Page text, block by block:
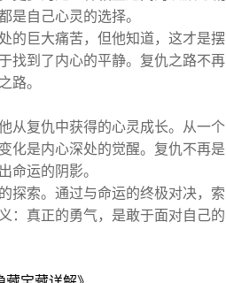
是自己心灵的选择。
的巨大痛苦，但他知道，这才是摆
找到了内心的平静。复仇之路不再
路。
从复仇中获得的心灵成长。从一个
化是内心深处的觉醒。复仇不再是
命运的阴影。
探索。通过与命运的终极对决，索
：真正的勇气，是敢于面对自己的